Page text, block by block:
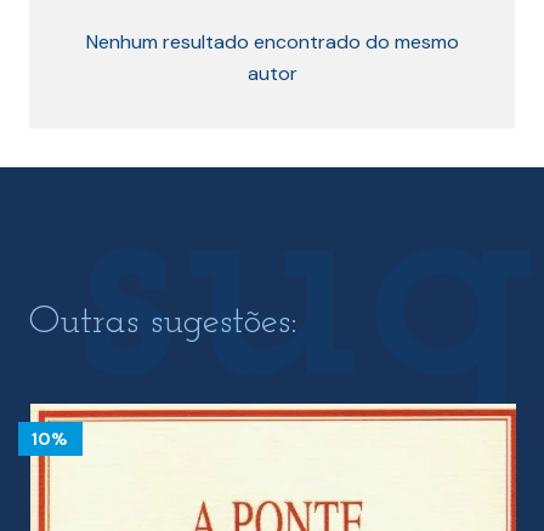
Nenhum resultado encontrado do mesmo
autor
Outras sugestões:
10%